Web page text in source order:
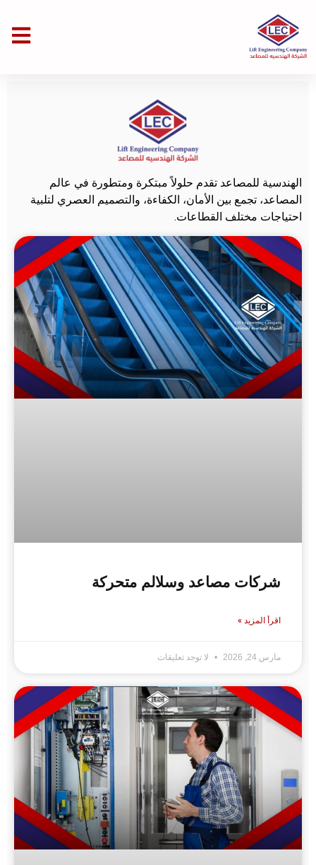
الهندسية للمصاعد تقدم حلولاً مبتكرة ومتطورة في عالم
المصاعد، تجمع بين الأمان، الكفاءة، والتصميم العصري لتلبية
احتياجات مختلف القطاعات.
شركات مصاعد وسلالم متحركة
اقرأ المزيد »
مارس 24, 2026 لا توجد تعليقات